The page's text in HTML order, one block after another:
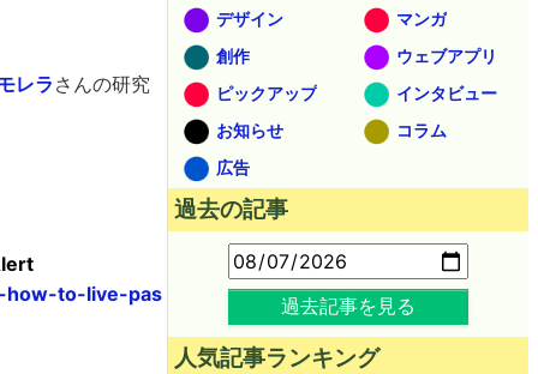
レラ さんの研究
how-to-live-pas
デザイン
マンガ
創作
ウェブアプリ
ピックアップ
インタビュー
お知らせ
コラム
広告
過去の記事
過去記事を見る
人気記事ランキング